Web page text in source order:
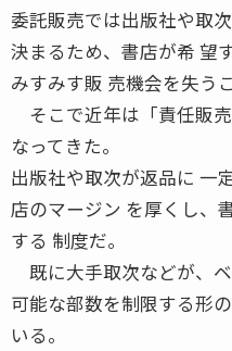
委託販売では出版社や取
決まるため、書店が希 望
みすみす販 売機会を失う
そこで近年は「責任販
なってきた。
出版社や取次が返品に 一
店のマージン を厚くし、
する 制度だ。
既に大手取次などが、
可能な部数を制限する形
いる。